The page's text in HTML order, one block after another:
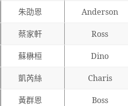
朱劭恩 Anderson
蔡家軒 Ross
蘇楙桓 Dino
凱芮絲 Charis
黃群恩 Boss